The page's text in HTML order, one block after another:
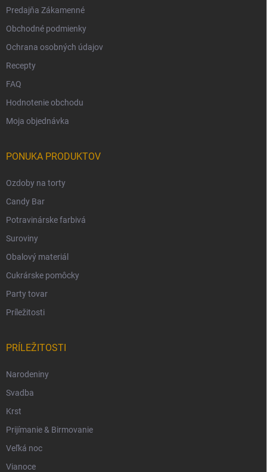
Predajňa Zákamenné
Obchodné podmienky
Ochrana osobných údajov
Recepty
FAQ
Hodnotenie obchodu
Moja objednávka
PONUKA PRODUKTOV
Ozdoby na torty
Candy Bar
Potravinárske farbivá
Suroviny
Obalový materiál
Cukrárske pomôcky
Party tovar
Príležitosti
PRÍLEŽITOSTI
Narodeniny
Svadba
Krst
Prijímanie & Birmovanie
Veľká noc
Vianoce